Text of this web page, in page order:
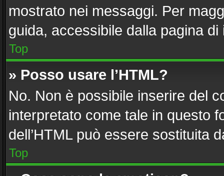
mostrato nei messaggi. Per
guida, accessibile dalla pagina
Top
» Posso usare l’HTML?
No. Non è possibile inserire del
interpretato come tale in questo
dell’HTML può essere sostituita
Top